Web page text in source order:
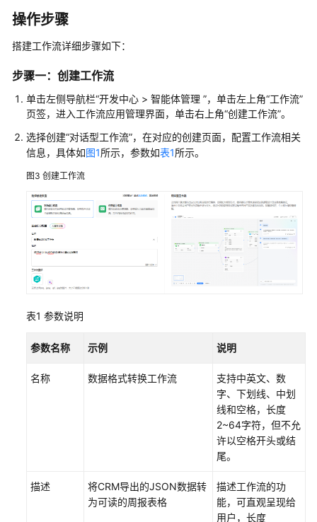
评
估
践
客
服
场
景
育
场
医
疗
景
电
商
常
操作步骤
搭建工作流详细步骤如下：
步骤一：创建工作流
单击左侧导航栏“开发中心 > 智能体管理 ”，单击左上角“工作流”
页签，进入工作流应用管理界面，单击右上角“创建工作流”。
选择创建“对话型工作流”，在对应的创建页面，配置工作流相关
信息，具体如图1所示，参数如表1所示。
图3 创建工作流
表1 参数说明
参数名称 示例 说明
名称 数据格式转换工作流
支持中英文、数
字、下划线、中划
线和空格，长度
2~64字符，但不允
许以空格开头或结
尾。
描述
将CRM导出的JSON数据转
为可读的周报表格
描述工作流的功
能，可直观呈现给
用户，长度